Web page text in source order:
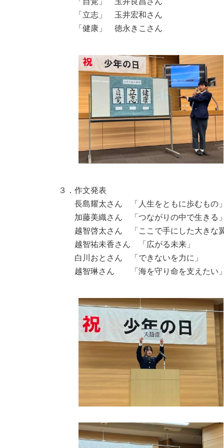
「立志」 玉井宏和さん
「健康」 徳永きこさん
３．作文発表
長島耀太さん 「人生をともに歩むもの
加藤美織さん 「つながりの中で生きる
越智啓太さん 「ここで手にした大きな
越智祐未香さん 「広がる未来」
白川おとさん 「できないを力に」
越智琳さん 「海を守り命を支えたい